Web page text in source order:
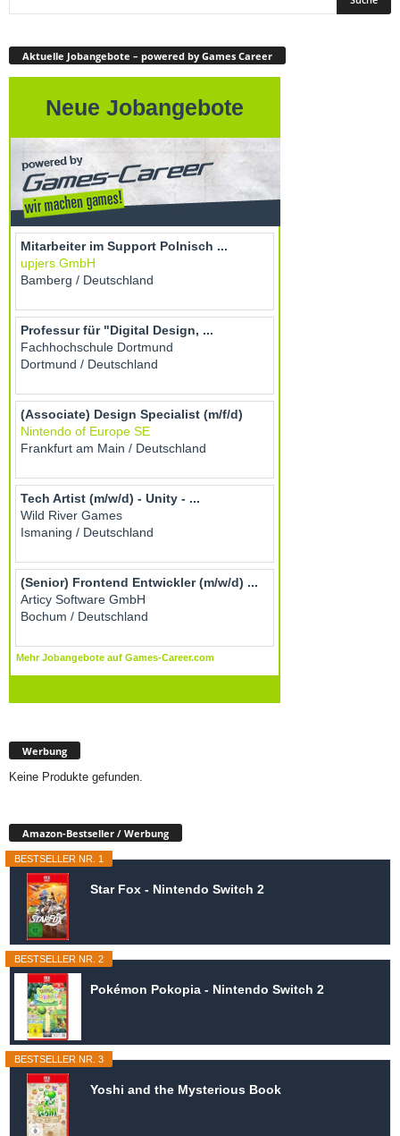
Aktuelle Jobangebote – powered by Games Career
Werbung
Keine Produkte gefunden.
Amazon-Bestseller / Werbung
BESTSELLER NR. 1
Star Fox - Nintendo Switch 2
BESTSELLER NR. 2
Pokémon Pokopia - Nintendo Switch 2
BESTSELLER NR. 3
Yoshi and the Mysterious Book